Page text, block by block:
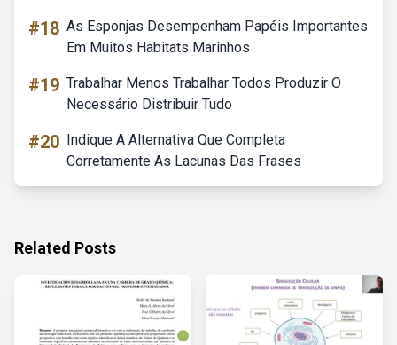
#18 As Esponjas Desempenham Papéis Importantes
Em Muitos Habitats Marinhos
#19 Trabalhar Menos Trabalhar Todos Produzir O
Necessário Distribuir Tudo
#20 Indique A Alternativa Que Completa
Corretamente As Lacunas Das Frases
Related Posts